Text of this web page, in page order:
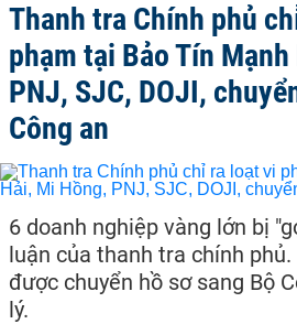
Thanh tra Chính phủ
phạm tại Bảo Tín
PNJ, SJC, DOJI,
Công an
6 doanh nghiệp vàng lớn bị
luận của thanh tra chính
được chuyển hồ sơ sang Bộ
lý.